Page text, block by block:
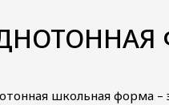
школьная форма –